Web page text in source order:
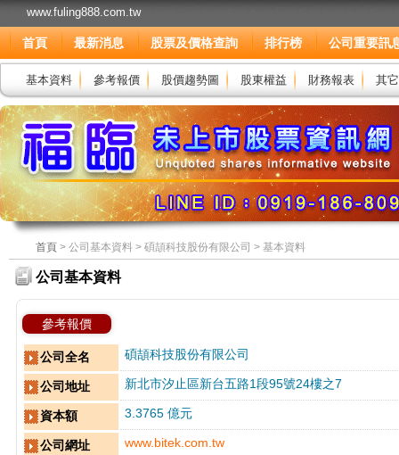
www.fuling888.com.tw
首頁 最新消息 股票及價格查詢 排行榜 公司重要訊
基本資料 參考報價 股價趨勢圖 股東權益 財務報表 其
首頁 > 公司基本資料 > 碩頡科技股份有限公司 > 基本資料
公司基本資料
參考報價
公司全名 碩頡科技股份有限公司
公司地址 新北市汐止區新台五路1段95號24樓之7
資本額 3.3765 億元
公司網址 www.bitek.com.tw